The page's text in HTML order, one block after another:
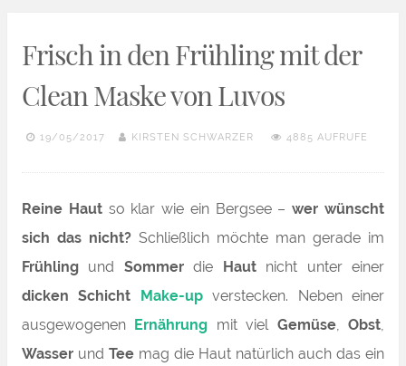
SOS-
Detox-
von
Luvos“
Frisch in den Frühling mit der
Clean Maske von Luvos
19/05/2017 KIRSTEN SCHWARZER 4885 AUFRUFE
Reine Hautso klar wie ein Bergsee –wer wünscht
sich das nicht? Schließlich möchte man gerade im
Frühling und Sommerdie Hautnicht unter einer
dicken Schicht
Make-upverstecken. Neben einer
ausgewogenen Ernährung mit viel Gemüse,Obst,
Wasser und Tee mag die Haut natürlich auch das ein